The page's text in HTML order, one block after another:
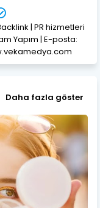
| PR hizmetleri
Yapım | E-posta:
Daha fazla göster